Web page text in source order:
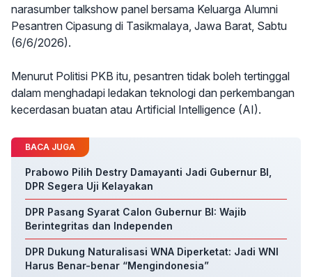
narasumber talkshow panel bersama Keluarga Alumni
Pesantren Cipasung di Tasikmalaya, Jawa Barat, Sabtu
(6/6/2026).
Menurut Politisi PKB itu, pesantren tidak boleh tertinggal
dalam menghadapi ledakan teknologi dan perkembangan
kecerdasan buatan atau Artificial Intelligence (AI).
BACA JUGA
Prabowo Pilih Destry Damayanti Jadi Gubernur BI,
DPR Segera Uji Kelayakan
DPR Pasang Syarat Calon Gubernur BI: Wajib
Berintegritas dan Independen
DPR Dukung Naturalisasi WNA Diperketat: Jadi WNI
Harus Benar-benar “Mengindonesia”